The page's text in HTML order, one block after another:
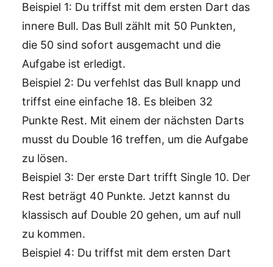
Beispiel 1: Du triffst mit dem ersten Dart das
innere Bull. Das Bull zählt mit 50 Punkten,
die 50 sind sofort ausgemacht und die
Aufgabe ist erledigt.
Beispiel 2: Du verfehlst das Bull knapp und
triffst eine einfache 18. Es bleiben 32
Punkte Rest. Mit einem der nächsten Darts
musst du Double 16 treffen, um die Aufgabe
zu lösen.
Beispiel 3: Der erste Dart trifft Single 10. Der
Rest beträgt 40 Punkte. Jetzt kannst du
klassisch auf Double 20 gehen, um auf null
zu kommen.
Beispiel 4: Du triffst mit dem ersten Dart